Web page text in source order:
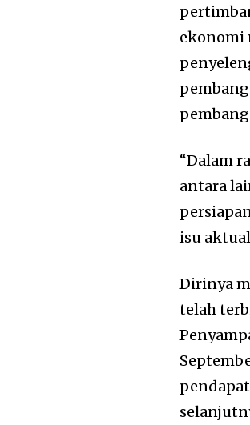
ekonomi
“Dalam
antara
isu
Dirinya
telah